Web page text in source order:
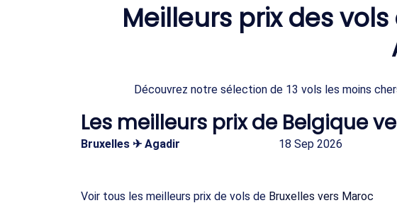
Meilleurs prix des
Découvrez notre sélection de 13 vols les moins
Les meilleurs prix de Belgique
Bruxelles ✈ Agadir 18 Sep 2026
Voir tous les meilleurs prix de vols de Bruxelles vers Maroc